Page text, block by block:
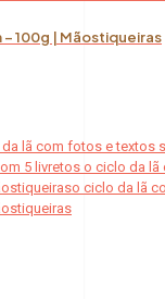
– 100g | Mãostiqueiras